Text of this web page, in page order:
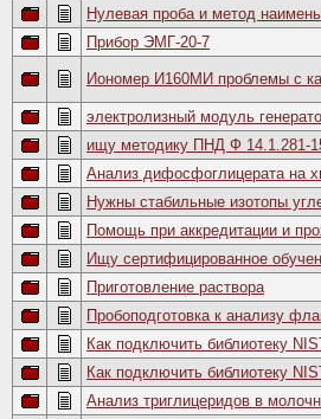
Нулевая проба и метод
Прибор ЭМГ-20-7
Иономер И160МИ проблемы с
электролизный модуль
ищу методику ПНД Ф 14.1.281-
Анализ дифосфоглицерата на
Нужны стабильные изотопы
Помощь при аккредитации и
Ищу сертифицированное
Приготовление раствора
Пробоподготовка к анализу
Как подключить библиотеку
Как подключить библиотеку
Анализ триглицеридов в